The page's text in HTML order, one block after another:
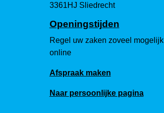
3361HJ Sliedrecht
Openingstijden
Regel uw zaken zoveel mogelijk
online
Afspraak maken
Naar persoonlijke pagina